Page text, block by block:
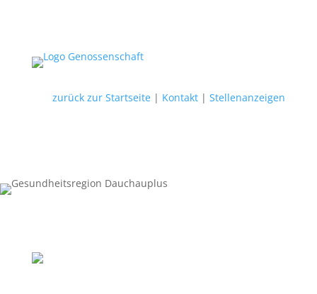
zurück zur Startseite | Kontakt |Stellenanzeigen